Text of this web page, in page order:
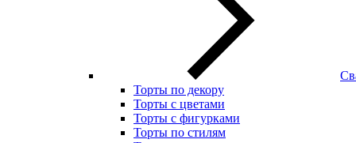
Торты по декору
Торты с цветами
Торты с фигурками
Торты по стилям